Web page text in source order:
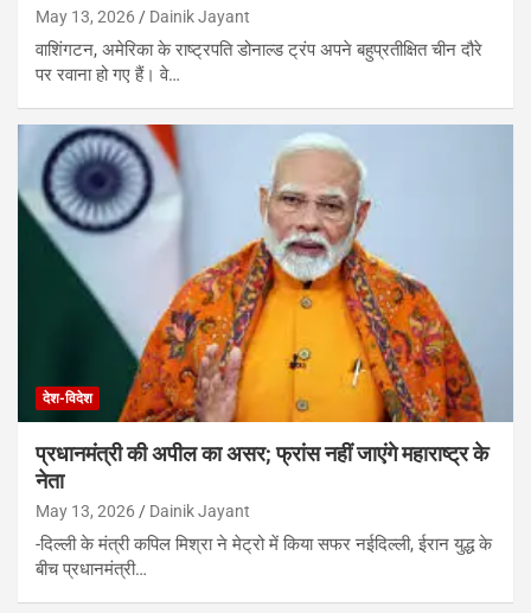
May 13, 2026 Dainik Jayant
वाशिंगटन, अमेरिका के राष्ट्रपति डोनाल्ड ट्रंप अपने बहुप्रतीक्षित चीन दौरे
पर रवाना हो गए हैं। वे…
देश-विदेश
प्रधानमंत्री की अपील का असर; फ्रांस नहीं जाएंगे महाराष्ट्र के
नेता
May 13, 2026 Dainik Jayant
-दिल्ली के मंत्री कपिल मिश्रा ने मेट्रो में किया सफर नईदिल्ली, ईरान युद्ध के
बीच प्रधानमंत्री…